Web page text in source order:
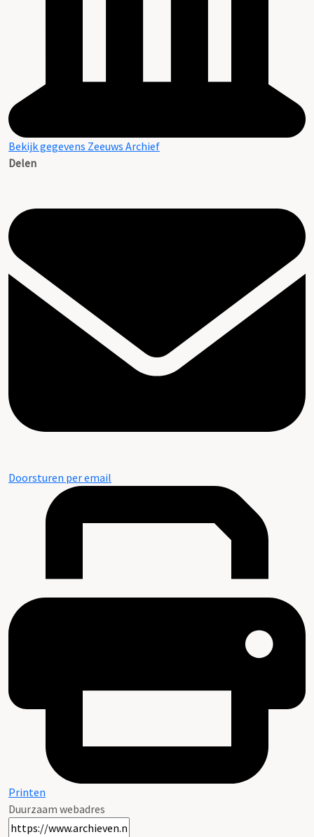
Bekijk gegevens Zeeuws Archief
Delen
Doorsturen per email
Printen
Duurzaam webadres